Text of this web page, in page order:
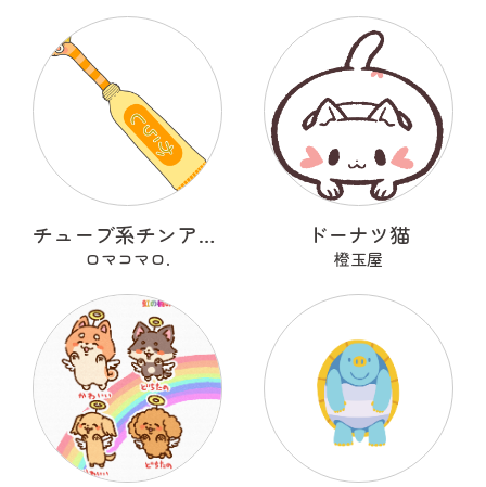
チューブ系チンアナゴ
ロマコマロ.
ドーナツ猫
橙玉屋